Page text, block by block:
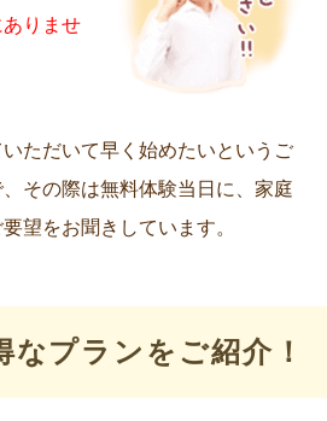
りませ
ただいて早く始めたいというご
その際は無料体験当日に、家庭
望をお聞きしています。
なプランをご紹介！